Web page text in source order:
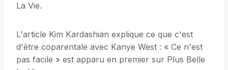
La Vie.
L'article Kim Kardashian explique ce que c'est
d'être coparentale avec Kanye West : « Ce n'est
pas facile » est apparu en premier sur Plus Belle